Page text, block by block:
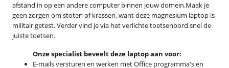
afstand in op een andere computer binnen jouw domein.Maak je
geen zorgen om stoten of krassen, want deze magnesium laptop is
militair getest. Verder vind je via het verlichte toetsenbord snel de
juiste toetsen.
Onze specialist beveelt deze laptop aan voor:
E-mails versturen en werken met Office programma's en